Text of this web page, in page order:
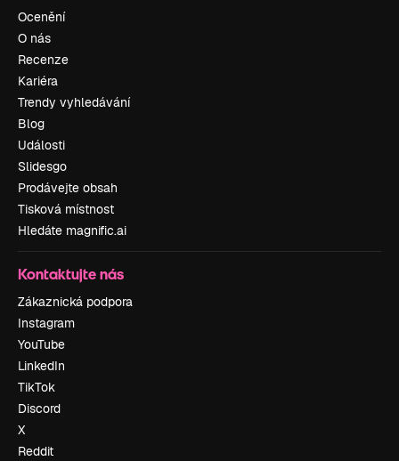
Ocenění
O nás
Recenze
Kariéra
Trendy vyhledávání
Blog
Události
Slidesgo
Prodávejte obsah
Tisková místnost
Hledáte magnific.ai
Kontaktujte nás
Zákaznická podpora
Instagram
YouTube
LinkedIn
TikTok
Discord
X
Reddit